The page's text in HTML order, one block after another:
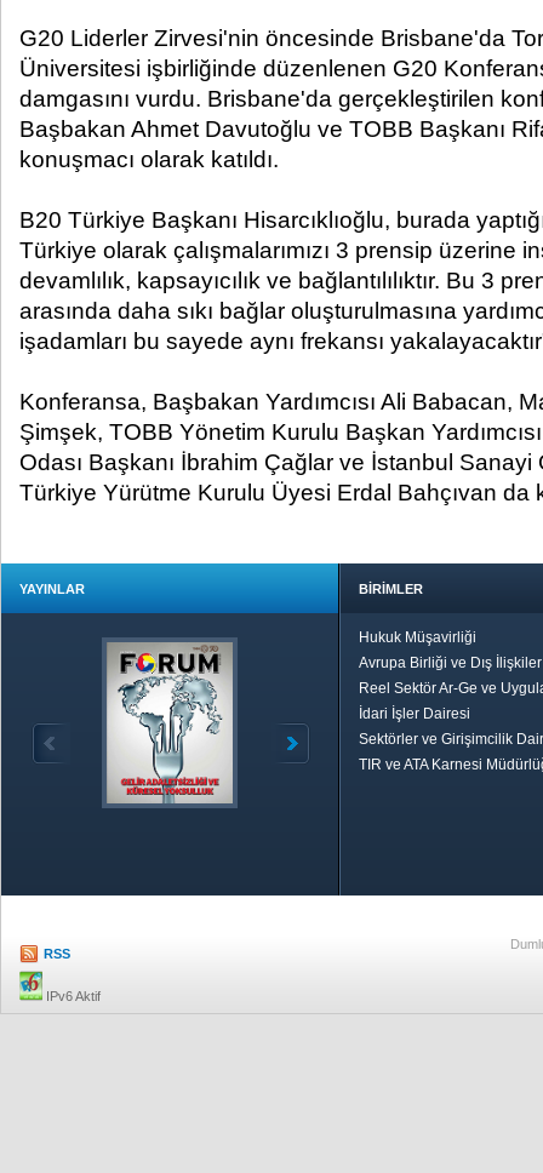
G20 Liderler Zirvesi'nin öncesinde Brisbane'da
Üniversitesi işbirliğinde düzenlenen G20
damgasını vurdu. Brisbane'da gerçekleştirilen
Başbakan Ahmet Davutoğlu ve TOBB Başkanı
konuşmacı olarak katıldı.
B20 Türkiye Başkanı Hisarcıklıoğlu, burada
Türkiye olarak çalışmalarımızı 3 prensip üzerine
devamlılık, kapsayıcılık ve bağlantılılıktır. Bu 3
arasında daha sıkı bağlar oluşturulmasına
işadamları bu sayede aynı frekansı
Konferansa, Başbakan Yardımcısı Ali Babacan,
Şimşek, TOBB Yönetim Kurulu Başkan
Odası Başkanı İbrahim Çağlar ve İstanbul Sanayi
Türkiye Yürütme Kurulu Üyesi Erdal Bahçıvan da
YAYINLAR BİRİMLER
Hukuk Müşavirliği
Avrupa Birliği ve Dış
Reel Sektör Ar-Ge ve
İdari İşler Dairesi
Sektörler ve Girişimcilik
TIR ve ATA Karnesi
RSS
IPv6 Aktif